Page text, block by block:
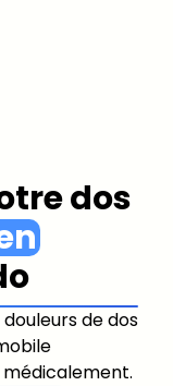
dos
de dos